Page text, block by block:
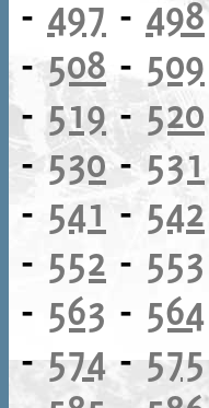
- 497 - 498
-508 - 509
- 519 -520
- 530-531
- 541 - 542
- 552 - 553
- 563 - 564
-574 -575